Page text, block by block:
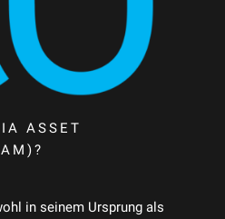
ASSET
in seinem Ursprung als